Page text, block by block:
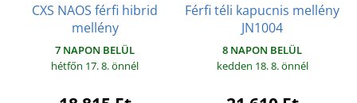
CXS NAOS férfi hibrid
mellény
7 NAPON BELÜL
hétfőn 17. 8.önnél
Férfi téli kapucnis mellény
JN1004
8 NAPON BELÜL
kedden 18. 8.önnél